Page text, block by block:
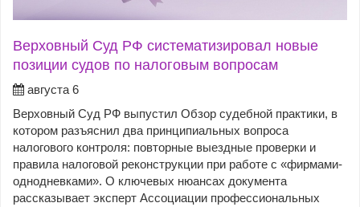
Верховный Суд РФ систематизировал новые
позиции судов по налоговым вопросам
августа 6
Верховный Суд РФ выпустил Обзор судебной практики, в
котором разъяснил два принципиальных вопроса
налогового контроля: повторные выездные проверки и
правила налоговой реконструкции при работе с «фирмами-
однодневками». О ключевых нюансах документа
рассказывает эксперт Ассоциации профессиональных